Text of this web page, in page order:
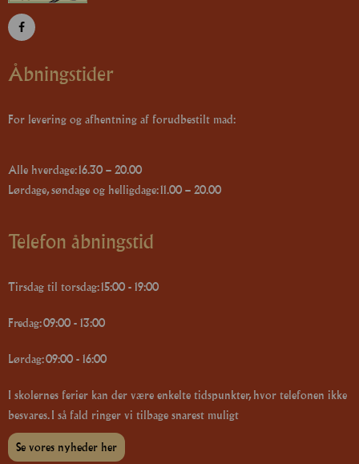
Åbningstider
For levering og afhentning af forudbestilt mad:
Alle hverdage: 16.30 – 20.00
Lørdage, søndage og helligdage: 11.00 – 20.00
Telefon åbningstid
Tirsdag til torsdag: 15:00 - 19:00
Fredag: 09:00 - 13:00
Lørdag: 09:00 - 16:00
I skolernes ferier kan der være enkelte tidspunkter, hvor telefonen ikke
besvares. I så fald ringer vi tilbage snarest muligt
Se vores nyheder her